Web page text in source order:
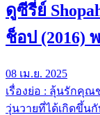
ดูซีรี่ย์
ช็อป (2016)
08 เม.ย. 2025
เรื่องย่อ : ลุ้นรักคุณ
วุ่นวายที่ได้เกิดขึ้น